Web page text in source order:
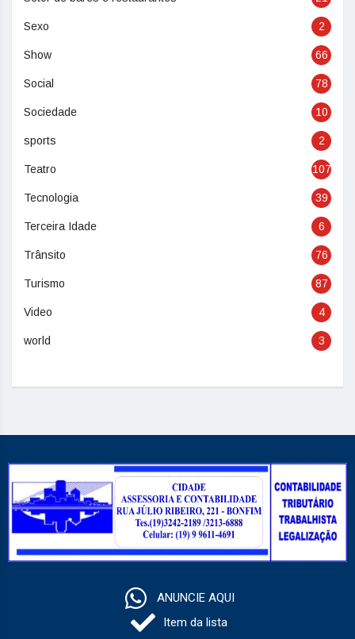
Sexo 2
Show 66
Social 78
Sociedade 10
sports 2
Teatro 107
Tecnologia 39
Terceira Idade 6
Trânsito 76
Turismo 87
Video 4
world 3
ANUNCIE AQUI
Item da lista